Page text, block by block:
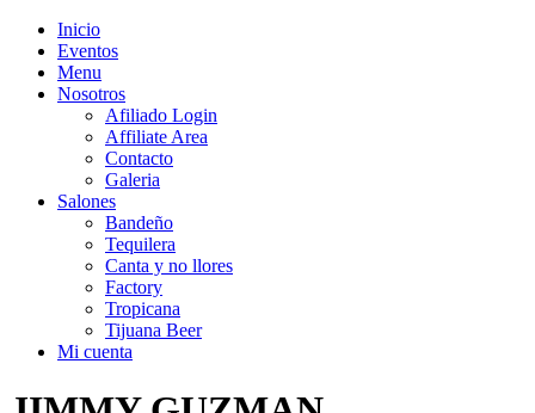
Inicio
Eventos
Menu
Nosotros
Afiliado Login
Affiliate Area
Contacto
Galeria
Salones
Bandeño
Tequilera
Canta y no llores
Factory
Tropicana
Tijuana Beer
Mi cuenta